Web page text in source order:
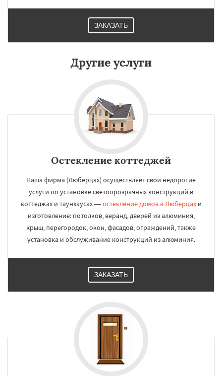
ЗАКАЗАТЬ
Другие услуги
Остекление коттеджей
Наша фирма (Люберцах) осуществляет свои недорогие
услуги по установке светопрозрачных конструкций в
коттеджах и таунхаусах —остекление домов в Люберцахи
изготовление: потолков, веранд, дверей из алюминия,
крыш, перегородок, окон, фасадов, ограждений, также
установка и обслуживание конструкций из алюминия.
ЗАКАЗАТЬ